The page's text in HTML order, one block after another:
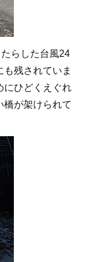
らした台風24
残されていま
にひどくえぐれ
橋が架けられて